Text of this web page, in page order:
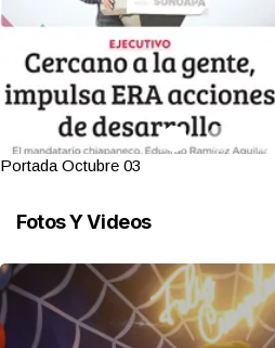
Portada Octubre 03
Fotos Y Videos